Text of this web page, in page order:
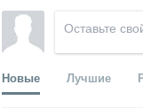
Новые Лучшие